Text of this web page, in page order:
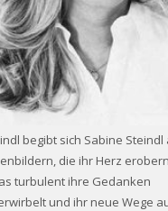
begibt sich Sabine
die ihr Herz
turbulent ihre Gedanken
und ihr neue Wege